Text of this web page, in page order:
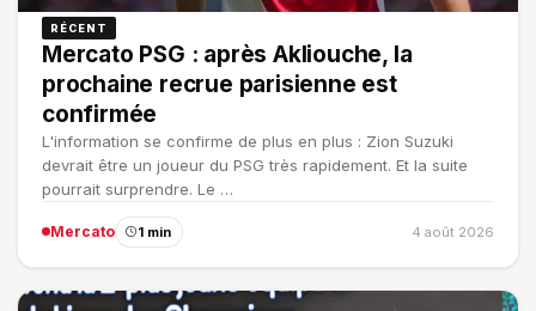
RÉCENT
Mercato PSG : après Akliouche, la
prochaine recrue parisienne est
confirmée
L'information se confirme de plus en plus : Zion Suzuki
devrait être un joueur du PSG très rapidement. Et la suite
pourrait surprendre. Le …
Mercato 1 min 4 août 2026